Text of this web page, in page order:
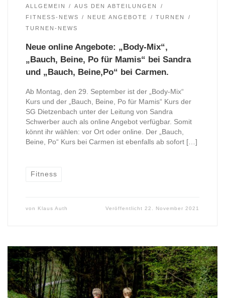
ALLGEMEIN
AUS DEN ABTEILUNGEN
FITNESS-NEWS
NEUE ANGEBOTE
TURNEN
TURNEN-NEWS
Neue online Angebote: „Body-Mix“,
„Bauch, Beine, Po für Mamis“ bei Sandra
und „Bauch, Beine,Po“ bei Carmen.
Ab Montag, den 29. September ist der „Body-Mix“
Kurs und der „Bauch, Beine, Po für Mamis“ Kurs der
SG Dietzenbach unter der Leitung von Sandra
Schwerber auch als online Angebot verfügbar. Somit
könnt ihr wählen: vor Ort oder online. Der „Bauch,
Beine, Po“ Kurs bei Carmen ist ebenfalls ab sofort […]
Fitness
von Klaus Auth Veröffentlicht22. November 2021